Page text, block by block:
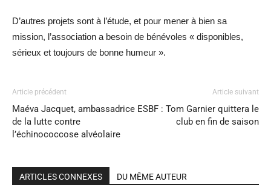
D’autres projets sont à l’étude, et pour mener à bien sa
mission, l’association a besoin de bénévoles « disponibles,
sérieux et toujours de bonne humeur ».
Article précédent
Maéva Jacquet, ambassadrice
de la lutte contre
l’échinococcose alvéolaire
Article suivant
ESBF : Tom Garnier quittera le
club en fin de saison
ARTICLES CONNEXES DU MÊME AUTEUR